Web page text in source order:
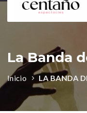
La Banda
Inicio LA BANDA